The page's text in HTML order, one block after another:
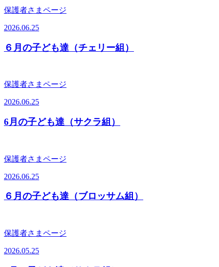
保護者さまページ
2026.06.25
６月の子ども達（チェリー組）
保護者さまページ
2026.06.25
6月の子ども達（サクラ組）
保護者さまページ
2026.06.25
６月の子ども達（ブロッサム組）
保護者さまページ
2026.05.25